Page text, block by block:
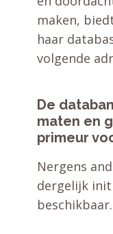
maken,
haar
volgende
De
maten en
primeur
Nergens
dergelijk
beschikbaar.